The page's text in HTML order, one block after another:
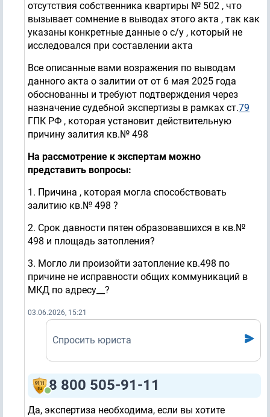
отсутствия собственника квартиры № 502 , что
вызывает сомнение в выводах этого акта , так как
указаны конкретные данные о с/у , который не
исследовался при составлении акта
Все описанные вами возражения по выводам
данного акта о залитии от от 6 мая 2025 года
обоснованны и требуют подтверждения через
назначение судебной экспертизы в рамках ст.79
ГПК РФ , которая установит действительную
причину залития кв.№ 498
На рассмотрение к экспертам можно
представить вопросы:
1. Причина , которая могла способствовать
залитию кв.№ 498 ?
2. Срок давности пятен образовавшихся в кв.№
498 и площадь затопления?
3. Могло ли произойти затопление кв.498 по
причине не исправности общих коммуникаций в
МКД по адресу__?
03.06.2026, 15:21
Спросить юриста
8 800 505-91-11
Да, экспертиза необходима, если вы хотите